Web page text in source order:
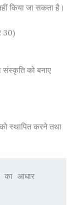
किया जा सकता है।
30)
संस्कृति को बनाए
स्थापित करने तथा
का आधार